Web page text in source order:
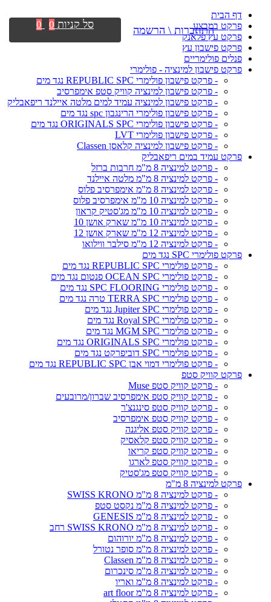
דף הבית
פרקט במבצע
פרקט עץ פלאנק
פרקט פישבון עץ
פנלים פולימריים
פרקט פישבון למינציה - פולימרי
- פרקט פישבון פולימרי REPUBLIC SPC נגד מים
- פרקט פישבון למינציה קוויק סטפ אימפרסיב
- פרקט פישבון למינציה עמיד למים מלטה איילנד ריפאבליק
- פרקט פישבון פולימרי הרינגבון spc נגד מים
- פרקט פישבון פולימרי ORIGINALS SPC נגד מים
- פרקט פישבון פולימרי LVT
- פרקט פישבון למינציה קלאסן Classen
פרקט עמיד במים ריפאבליק
- פרקט למינציה 8 מ"מ חרבות ברזל
- פרקט למינציה 8 מ"מ מלטה איילנד
- פרקט למינציה 8 מ"מ אימפרסיב פלוס
- פרקט למינציה 10 מ"מ אימפרסיב פלוס
- פרקט למינציה 10 מ"מ מג'סטיק קראון
- פרקט למינציה 10 מ"מ שארק אושן 10
- פרקט למינציה 12 מ"מ שארק אושן 12
- פרקט למינציה 12 מ"מ סילבר ווילואו
פרקט פולימרי SPC נגד מים
- פרקט פולימרי REPUBLIC SPC נגד מים
- פרקט פולימרי OCEAN SPC פנטום נגד מים
- פרקט פולימרי SPC FLOORING נגד מים
- פרקט פולימרי TERRA SPC טרה נגד מים
- פרקט פולימרי Jupiter SPC נגד מים
- פרקט פולימרי Royal SPC נגד מים
- פרקט פולימרי MGM SPC נגד מים
- פרקט פולימרי ORIGINALS SPC נגד מים
- פרקט פולימרי SPC דוביפרקט נגד מים
- פרקט פולימרי דמוי אבן REPUBLIC SPC נגד מים
פרקט קוויק סטפ
- פרקט קוויק סטפ Muse
- פרקט קוויק סטפ אימפרסיב שברון/מרובעים
- פרקט קוויק סטפ סינגנצ'ר
- פרקט קוויק סטפ אימפרסיב
- פרקט קוויק סטפ אליגנה
- פרקט קוויק סטפ קלאסיק
- פרקט קוויק סטפ קריאו
- פרקט קוויק סטפ לארגו
- פרקט קוויק סטפ מג'סטיק
פרקט למינציה 8 מ"מ
- פרקט למינציה 8 מ"מ SWISS KRONO
- פרקט למינציה 8 מ"מ נקסט סטפ
- פרקט למינציה 8 מ"מ GENESIS
- פרקט למינציה 8 מ"מ SWISS KRONO רחב
- פרקט למינציה 8 מ"מ יורוהום
- פרקט למינציה 8 מ"מ סופר נטורל
- פרקט למינציה 8 מ"מ Classen
- פרקט למינציה 8 מ"מ סינכרום
- פרקט למינציה 8 מ"מ ואריו
- פרקט למינציה 8 מ"מ art floor
התחברות \ הרשמה סל קניות 0
0